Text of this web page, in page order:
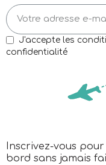
J'accepte les
confidentialité
Inscrivez-vous
bord sans jamais